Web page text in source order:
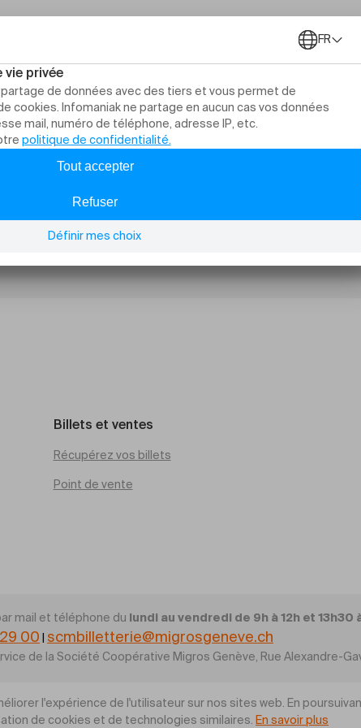
Billets et ventes
Récupérez vos billets
Point de vente
mail et téléphone du lundi au vendredi de 9h à 12h et 13h30
00 scmbilletterie@migrosgeneve.ch
de la Société Coopérative Migros Genève, Rue Alexandre-
l'expérience de l'utilisateur sur nos sites web. En
de cookies et de technologies similaires. En savoir plus